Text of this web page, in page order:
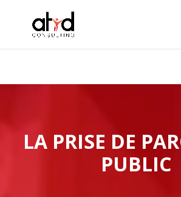
LA PRISE DE
PUBLIC